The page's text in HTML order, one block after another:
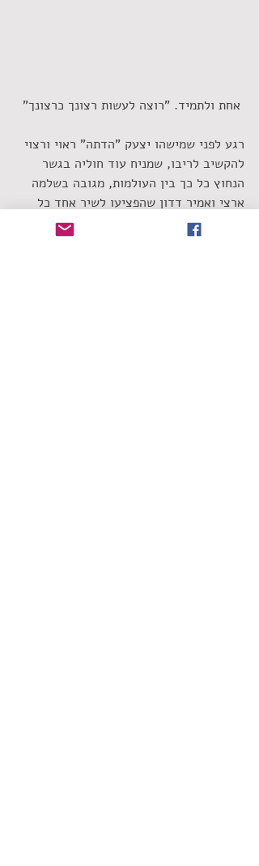
רגע לפני שמישהו יצעק "הדתה" ראוי ורצוי
להקשיב לריבו, שמניח עוד חוליה בגשר
הנחוץ כל כך בין העולמות, מגובה בשלמה
ארצי ואמיר דדון שהפציעו לשיר אחד כל
אחד. כמות האהבה שקיבל ריבו מהקהל
והחזיר חזרה נדירה מאוד במקומותינו. מסרי